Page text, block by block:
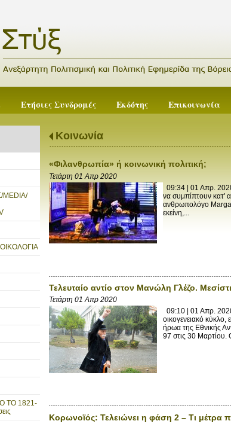
Ετήσιες Συνδρομές Εκδότης Επικοινωνία
ΤΟ 1821-
Κοινωνία
«Φιλανθρωπία» ή κοινωνική πολιτική;
Τετάρτη 01 Απρ 2020
09:34 | 01 Απρ.
να συμπίπτουν κατ'
ανθρωπολόγο
εκείνη,...
Τελευταίο αντίο στον Μανώλη Γλέζο.
Τετάρτη 01 Απρ 2020
09:10 | 01 Απρ.
οικογενειακό
ήρωα της Εθνικής
97 στις 30 Μαρτίου.
Κορωνοϊός: Τελειώνει η φάση 2 – Τι μέτρα